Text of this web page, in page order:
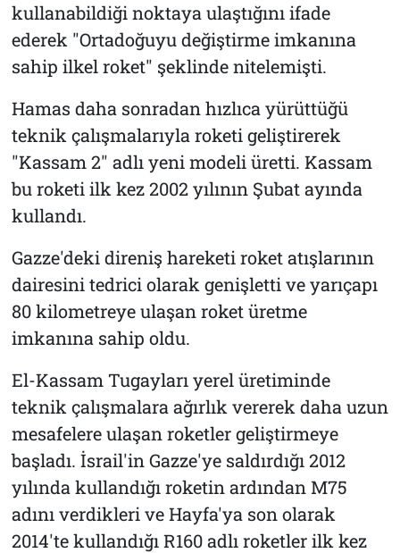
kullanabildiği noktaya ulaştığını ifade
ederek "Ortadoğuyu değiştirme imkanına
sahip ilkel roket" şeklinde nitelemişti.
Hamas daha sonradan hızlıca yürüttüğü
teknik çalışmalarıyla roketi geliştirerek
"Kassam 2" adlı yeni modeli üretti. Kassam
bu roketi ilk kez 2002 yılının Şubat ayında
kullandı.
Gazze'deki direniş hareketi roket atışlarının
dairesini tedrici olarak genişletti ve yarıçapı
80 kilometreye ulaşan roket üretme
imkanına sahip oldu.
El-Kassam Tugayları yerel üretiminde
teknik çalışmalara ağırlık vererek daha uzun
mesafelere ulaşan roketler geliştirmeye
başladı. İsrail'in Gazze'ye saldırdığı 2012
yılında kullandığı roketin ardından M75
adını verdikleri ve Hayfa'ya son olarak
2014'te kullandığı R160 adlı roketler ilk kez